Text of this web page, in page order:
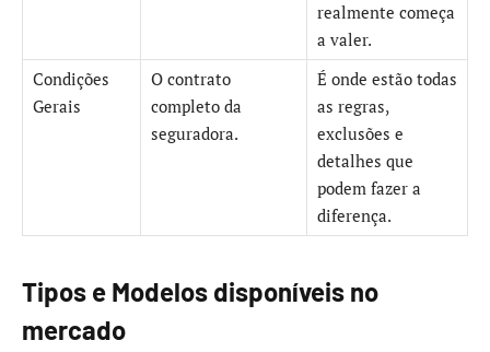
realmente começa
a valer.
Condições
Gerais
O contrato
completo da
seguradora.
É onde estão todas
as regras,
exclusões e
detalhes que
podem fazer a
diferença.
Tipos e Modelos disponíveis no
mercado